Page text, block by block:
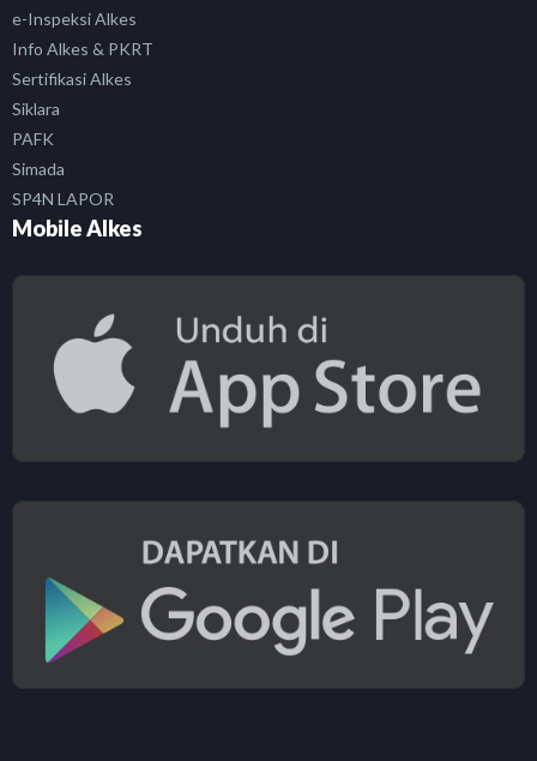
e-Inspeksi Alkes
Info Alkes & PKRT
Sertifikasi Alkes
Siklara
PAFK
Simada
SP4N LAPOR
Mobile Alkes